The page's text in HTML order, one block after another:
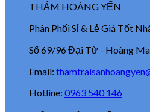
THẢM HOÀNG YẾN
Phân Phối Sỉ & Lẻ Giá Tốt
Số 69/96 Đại Từ - Hoàng
Email:
Hotline: 0963 540 146